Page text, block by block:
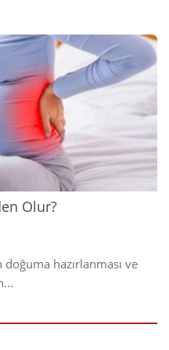
2024
Olur?
hazırlanması ve